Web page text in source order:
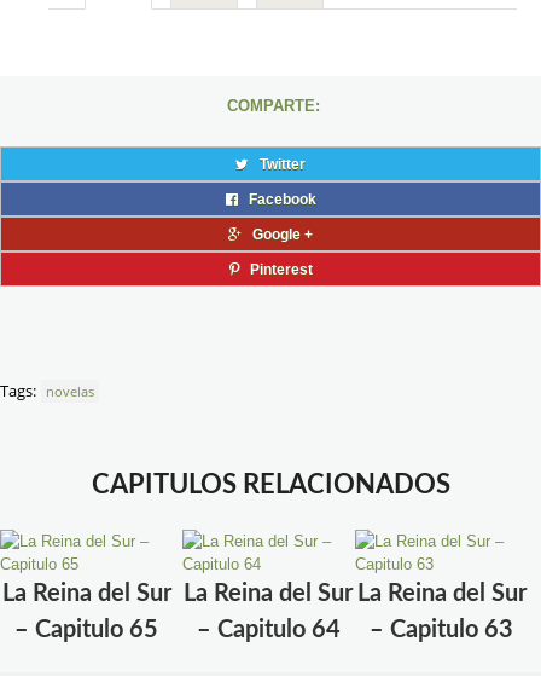
COMPARTE:
Twitter
Facebook
Google +
Pinterest
Tags: novelas
CAPITULOS RELACIONADOS
La Reina del Sur
– Capitulo 65
La Reina del Sur
– Capitulo 64
La Reina del Sur
– Capitulo 63